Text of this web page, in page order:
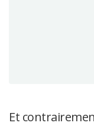
Et